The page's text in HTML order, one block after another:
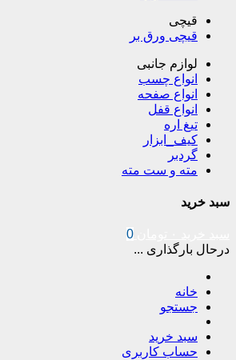
قیچی
قیچی ورق بر
لوازم جانبی
انواع چسب
انواع صفحه
انواع قفل
تیغ اره
کیف_ابزار
گردبر
مته و ست مته
سبد خرید
0
درحال بارگذاری ...
خانه
جستجو
سبد خرید
حساب کاربری